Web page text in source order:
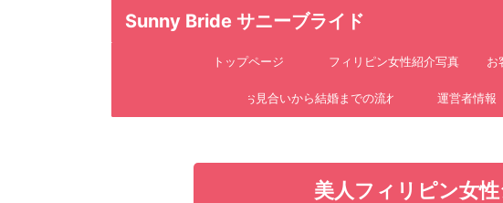
Sunny Bride サニーブライド
トップページ フィリピン女性紹介写真 お
お見合いから結婚までの流れ 運営者情報
美人フィリピン女